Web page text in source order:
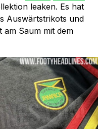
leaken. Es hat
Auswärtstrikots und
am Saum mit dem